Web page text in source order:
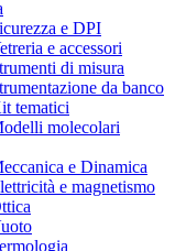
e DPI
e accessori
di misura
da banco
tematici
molecolari
e Dinamica
e magnetismo